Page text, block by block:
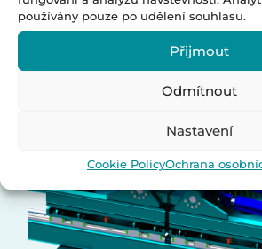
používány pouze po udělení souhlasu.
Přijmout
Odmítnout
Nastavení
Cookie PolicyOchrana